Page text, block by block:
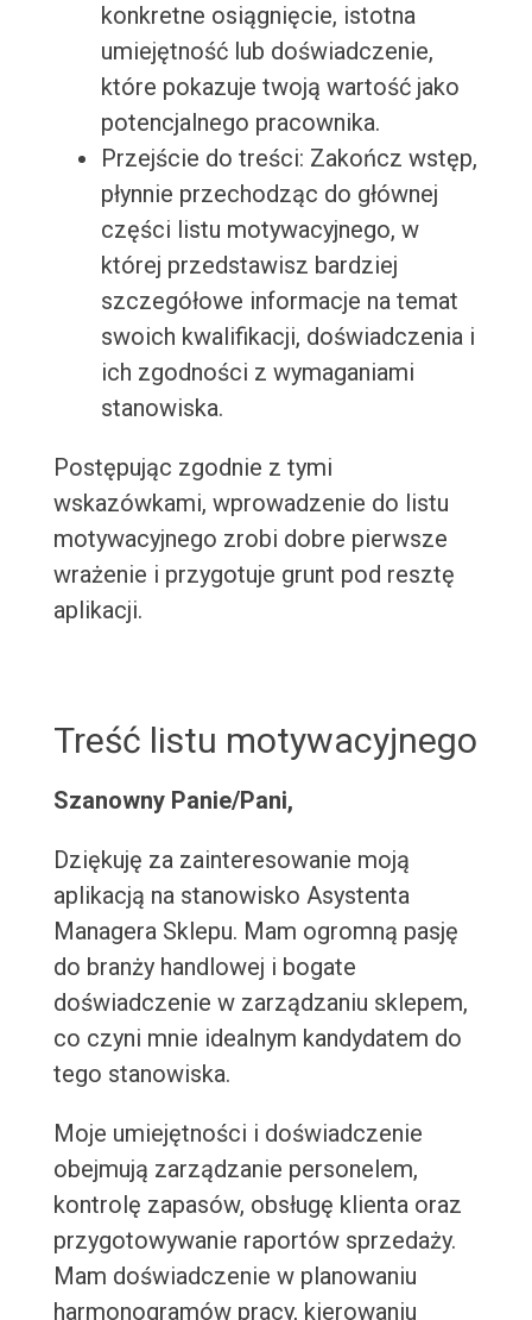
konkretne osiągnięcie, istotna
umiejętność lub doświadczenie,
które pokazuje twoją wartość jako
potencjalnego pracownika.
Przejście do treści: Zakończ wstęp,
płynnie przechodząc do głównej
części listu motywacyjnego, w
której przedstawisz bardziej
szczegółowe informacje na temat
swoich kwalifikacji, doświadczenia i
ich zgodności z wymaganiami
stanowiska.
Postępując zgodnie z tymi
wskazówkami, wprowadzenie do listu
motywacyjnego zrobi dobre pierwsze
wrażenie i przygotuje grunt pod resztę
aplikacji.
Treść listu motywacyjnego
Szanowny Panie/Pani,
Dziękuję za zainteresowanie moją
aplikacją na stanowisko Asystenta
Managera Sklepu. Mam ogromną pasję
do branży handlowej i bogate
doświadczenie w zarządzaniu sklepem,
co czyni mnie idealnym kandydatem do
tego stanowiska.
Moje umiejętności i doświadczenie
obejmują zarządzanie personelem,
kontrolę zapasów, obsługę klienta oraz
przygotowywanie raportów sprzedaży.
Mam doświadczenie w planowaniu
harmonogramów pracy, kierowaniu